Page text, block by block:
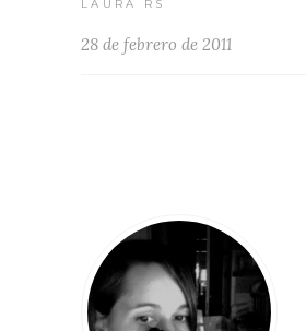
LAURA RS
28 de febrero de 2011